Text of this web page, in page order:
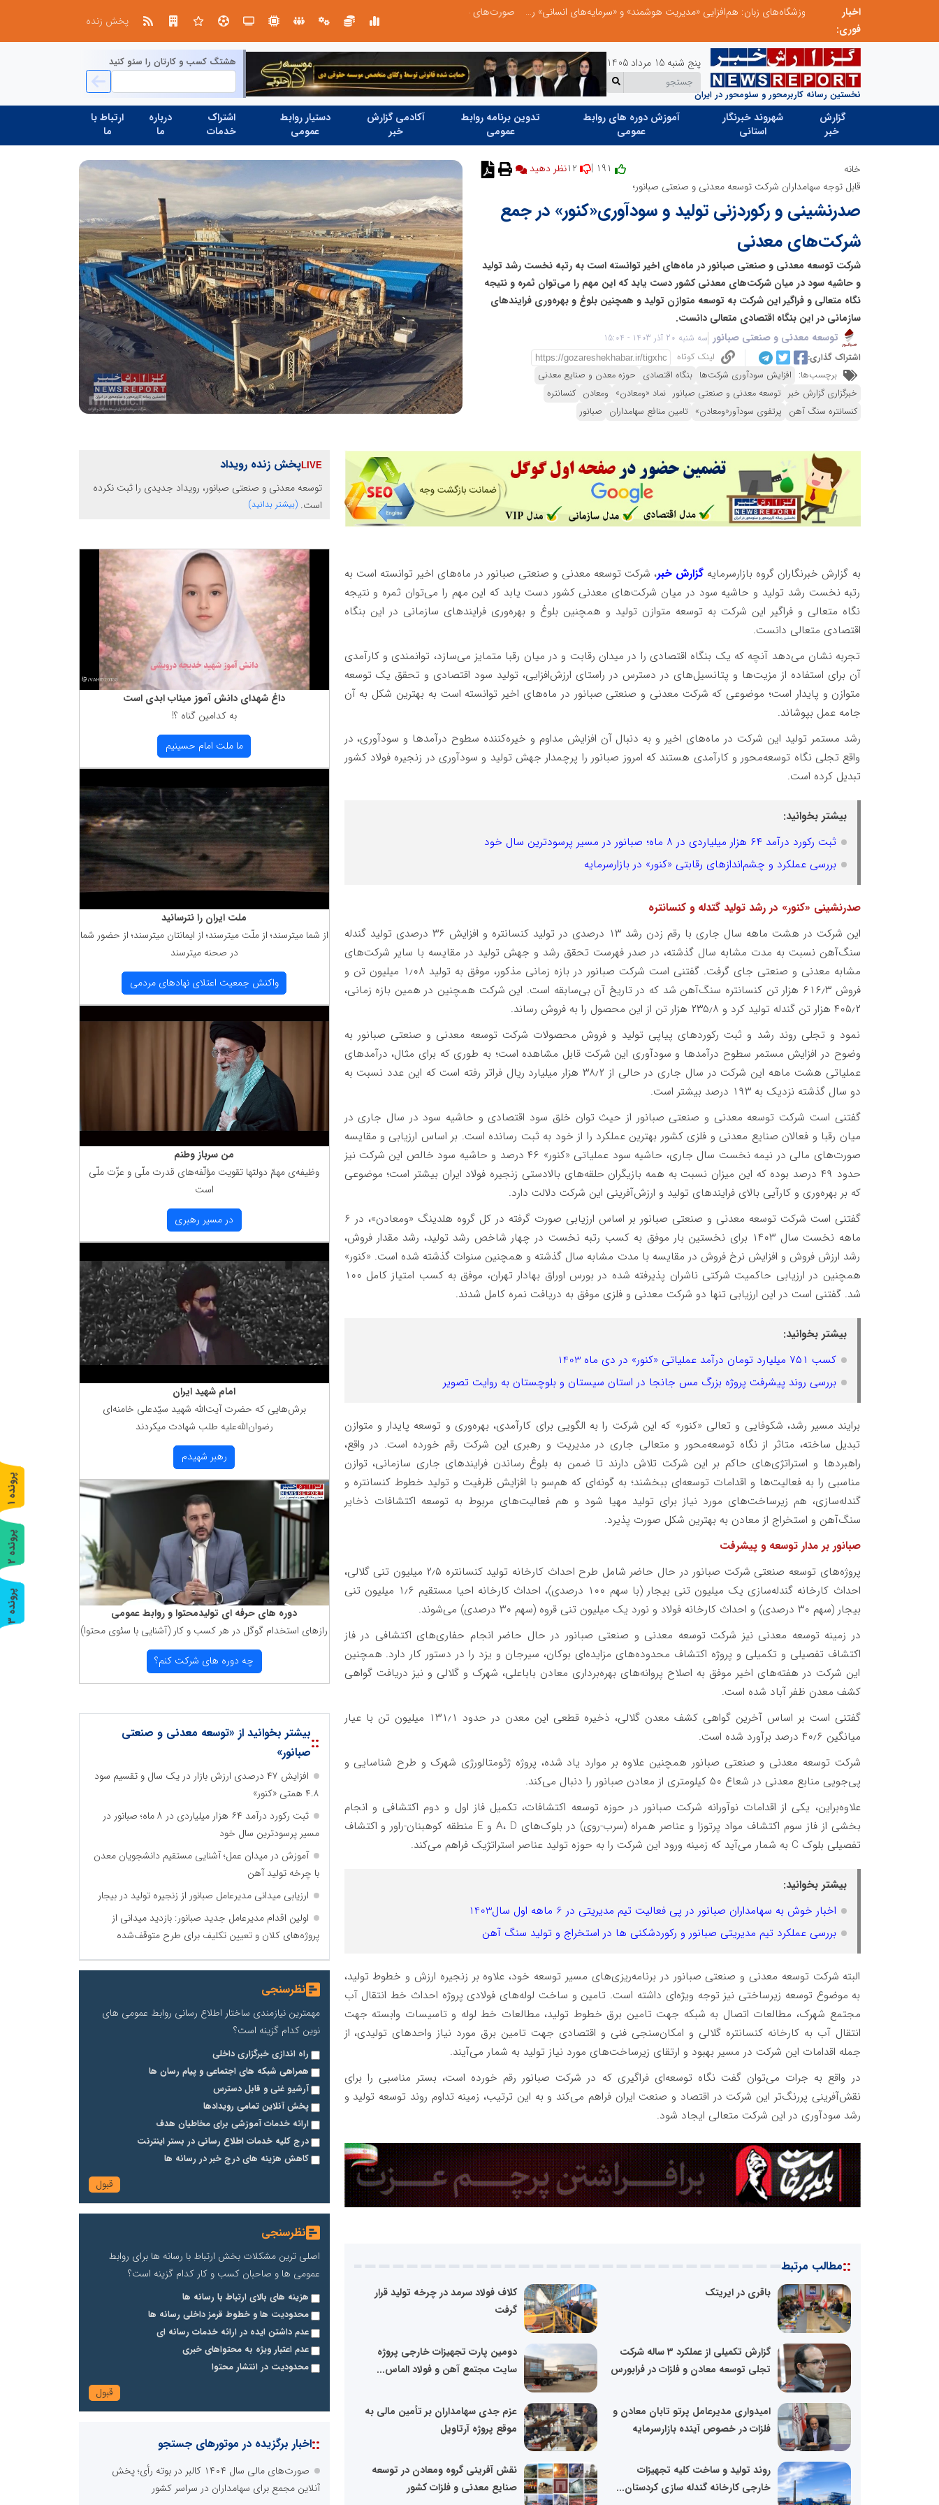
اخبار
فوری:
صورت‌های مالی سال ۱۴۰۴ کالبر در بوته رأی؛ پخش آنلاین مجمع برای سهامداران در سراسر کشور
پخش زنده
نخستین رسانه کاربرمحور و سئومحور در ایران
پنج شنبه 15 مرداد 1405 هشتگ کسب و کارتان را سئو کنید
گزارش
خبر
شهروند خبرنگار
استانی
آموزش دوره های روابط
عمومی
تدوین برنامه روابط
عمومی
آکادمی گزارش
خبر
دستیار روابط
عمومی
اشتراک
خدمات
درباره
ما
ارتباط با
ما
خانه
قابل توجه سهامداران شرکت توسعه معدنی و صنعتی صبانور؛
صدرنشینی و رکوردزنی تولید و سودآوری«کنور» در جمع
شرکت‌های معدنی
شرکت توسعه معدنی و صنعتی صبانور در ماه‌‌های اخیر توانسته است به رتبه نخست رشد تولید
و حاشیه سود در میان شرکت‌های معدنی کشور دست یابد که این مهم را می‌توان ثمره و نتیجه
نگاه متعالی و فراگیر این شرکت به توسعه متوازن تولید و همچنین بلوغ و بهره‌وری فرایندهای
سازمانی در این بنگاه اقتصادی متعالی دانست.
توسعه معدنی و صنعتی صبانور سه شنبه 20 آذر 1403 - 15:04
اشتراک گذاری:
لینک کوتاه
برچسب‌ها: افزایش سودآوری شرکت‌ها بنگاه اقتصادی حوزه معدن و صنایع معدنی
خبرگزاری گزارش خبر توسعه معدنی و صنعتی صبانور نماد «ومعادن» ومعادن کنسانتره
کنسانتره سنگ آهن پرتفوی سودآور«ومعادن» تامین منافع سهامداران صبانور
به گزارش خبرنگاران گروه بازارسرمایهگزارش خبر، شرکت توسعه معدنی و صنعتی صبانور در ماه‌‌های اخیر توانسته است به
رتبه نخست رشد تولید و حاشیه سود در میان شرکت‌های معدنی کشور دست یابد که این مهم را می‌توان ثمره و نتیجه
نگاه متعالی و فراگیر این شرکت به توسعه متوازن تولید و همچنین بلوغ و بهره‌وری فرایندهای سازمانی در این بنگاه
اقتصادی متعالی دانست.
تجربه نشان می‌دهد آنچه که یک بنگاه اقتصادی را در میدان رقابت و در میان رقبا متمایز می‌سازد، توانمندی و کارآمدی
آن برای استفاده از مزیت‌ها و پتانسیل‌های در دسترس در راستای ارزش‌‌افزایی، تولید سود اقتصادی و تحقق یک توسعه
متوازن و پایدار است؛ موضوعی که شرکت معدنی و صنعتی صبانور در ماه‌های اخیر توانسته است به بهترین شکل به آن
جامه عمل بپوشاند.
رشد مستمر تولید این شرکت در ماه‌های اخیر و به دنبال آن افزایش مداوم و خیره‌کننده سطوح درآمدها و سودآوری، در
واقع تجلی نگاه توسعه‌محور و کارآمدی هستند که امروز صبانور را پرچمدار جهش تولید و سودآوری در زنجیره فولاد کشور
تبدیل کرده است.
بیشتر بخوانید:
ثبت رکورد درآمد ۶۴ هزار میلیاردی در ۸ ماه؛ صبانور در مسیر پرسودترین سال خود
بررسی عملکرد و چشم‌اندازهای رقابتی «کنور» در بازارسرمایه
صدرنشینی «کنور» در رشد تولید گتدله و کنسانتره
این شرکت در هشت ماهه سال جاری با رقم زدن رشد ۱۳ درصدی در تولید کنسانتره و افزایش ۳۶ درصدی تولید گندله
سنگ‌آهن نسبت به مدت مشابه سال گذشته، در صدر فهرست تحقق رشد و جهش تولید در مقایسه با سایر شرکت‌های
مشابه معدنی و صنعتی جای گرفت. گفتنی است شرکت صبانور در بازه زمانی مذکور، موفق به تولید ۱٫۰۸ میلیون تن و
فروش ۶۱۶٫۳ هزار تن کنسانتره سنگ‌آهن شد که در تاریخ آن بی‌‎سابقه است. این شرکت همچنین در همین بازه زمانی،
۴۰۵٫۲ هزار تن گندله تولید کرد و ۲۳۵٫۸ هزار تن از این محصول را به فروش رساند.
نمود و تجلی روند رشد و ثبت‌ رکوردهای پیاپی تولید و فروش محصولات شرکت توسعه معدنی و صنعتی صبانور به
وضوح در افزایش مستمر سطوح درآمدها و سودآوری این شرکت قابل مشاهده است؛ به طوری که برای مثال، درآمدهای
عملیاتی هشت ماهه این شرکت در سال جاری در حالی از ۳۸٫۲ هزار میلیارد ریال فراتر رفته است که این عدد نسبت به
دو سال گذشته نزدیک به ۱۹۳ درصد بیشتر است.
گفتنی است شرکت توسعه معدنی و صنعتی صبانور از حیث توان خلق سود اقتصادی و حاشیه سود در سال جاری در
میان رقبا و فعالان صنایع معدنی و فلزی کشور بهترین عملکرد را از خود به ثبت رسانده است. بر اساس ارزیابی و مقایسه
صورت‌های مالی در نیمه نخست سال جاری، حاشیه سود عملیاتی «کنور» ۴۶ درصد و حاشیه سود خالص این شرکت نیز
حدود ۴۹ درصد بوده که این میزان نسبت به همه بازیگران حلقه‌های بالادستی زنجیره فولاد ایران بیشتر است؛ موضوعی
که بر بهره‌وری و کارآیی بالای فرایندهای تولید و ارزش‌آفرینی این شرکت دلالت دارد.
گفتنی است شرکت توسعه معدنی و صنعتی صبانور بر اساس ارزیابی صورت‌ گرفته در کل گروه هلدینگ «ومعادن»، در ۶
ماهه نخست سال ۱۴۰۳ برای نخستین بار موفق به کسب رتبه نخست در چهار شاخص رشد تولید، رشد مقدار فروش،
رشد ارزش فروش و افزایش نرخ فروش در مقایسه با مدت مشابه سال گذشته و همچنین سنوات گذشته شده است. «کنور»
همچنین در ارزیابی حاکمیت شرکتی ناشران پذیرفته‌ شده در بورس اوراق بهادار تهران، موفق به کسب امتیاز کامل ۱۰۰
شد. گفتنی است در این ارزیابی تنها دو شرکت معدنی و فلزی موفق به دریافت نمره کامل شدند.
بیشتر بخوانید:
کسب ۷۵۱ میلیارد تومان درآمد‌ عملیاتی «کنور» در دی ماه 1403
بررسی روند پیشرفت پروژه بزرگ مس جانجا در استان سیستان و بلوچستان به روایت تصویر
برایند مسیر رشد، شکوفایی و تعالی «کنور» که این شرکت را به الگویی برای کارآمدی، بهره‌وری و توسعه پایدار و متوازن
تبدیل ساخته، متاثر از نگاه توسعه‌محور و متعالی جاری در مدیریت و رهبری این شرکت رقم خورده است. در واقع،
راهبردها و استراتژی‌های حاکم بر این شرکت تلاش دارند تا ضمن به بلوغ رساندن فرایندهای جاری سازمانی، توازن
مناسبی را به فعالیت‌ها و اقدامات توسعه‌ای ببخشند؛ به گونه‌ای که هم‌سو با افزایش ظرفیت و تولید خطوط کنسانتره و
گندله‌سازی، هم زیرساخت‌های مورد نیاز برای تولید مهیا شود و هم فعالیت‌های مربوط به توسعه اکتشافات ذخایر
سنگ‌آهن و استخراج از معادن به بهترین شکل صورت پذیرد.
صبانور بر مدار توسعه و پیشرفت
پروژه‌های توسعه صنعتی شرکت صبانور در حال حاضر شامل طرح احداث کارخانه تولید کنسانتره ۲٫۵ میلیون تنی گلالی،
احداث کارخانه گندله‌سازی یک میلیون تنی بیجار (با سهم ۱۰۰ درصدی)، احداث کارخانه احیا مستقیم ۱٫۶ میلیون تنی
بیجار (سهم ۳۰ درصدی) و احداث کارخانه فولاد و نورد یک میلیون تنی قروه (سهم ۳۰ درصدی) می‌شوند.
در زمینه توسعه معدنی نیز شرکت توسعه معدنی و صنعتی صبانور در حال حاضر انجام حفاری‌های اکتشافی در فاز
اکتشاف تفصیلی و تکمیلی و پروژه اکتشاف محدوده‌های مزایده‌ای بوکان، سیرجان و یزد را در دستور کار دارد. همچنین
این شرکت در هفته‌های اخیر موفق به اصلاح پروانه‌های بهره‌برداری معادن باباعلی، شهرک و گلالی و نیز دریافت گواهی
کشف معدن ظفر آباد شده است.
گفتنی است بر اساس آخرین گواهی کشف معدن گلالی، ذخیره قطعی این معدن در حدود ۱۳۱٫۱ میلیون تن با عیار
میانگین ۴۰٫۶ درصد برآورد شده است.
شرکت توسعه معدنی و صنعتی صبانور همچنین علاوه بر موارد یاد شده، پروژه ژئومتالورژی شهرک و طرح شناسایی و
پی‌جویی منابع معدنی در شعاع ۵۰ کیلومتری از معادن صبانور را دنبال می‌کند.
علاوه‌براین، یکی از اقدامات نوآورانه شرکت صبانور در حوزه توسعه اکتشافات، تکمیل فاز اول و دوم اکتشافی و انجام
بخشی از فاز سوم اکتشاف مواد پرتوزا و عناصر همراه (سرب-روی) در بلوک‌های A، D و E منطقه کوهبنان-راور و اکتشاف
تفصیلی بلوک C به شمار می‌آید که زمینه ورود این شرکت را به حوزه تولید عناصر استراتژیک فراهم می‌کند.
بیشتر بخوانید:
اخبار خوش به سهامداران صبانور در پی فعالیت تیم مدیریتی در 6 ماهه اول سال1403
بررسی عملکرد تیم مدیریتی صبانور و رکوردشکنی ها در استخراج و تولید سنگ آهن
البته شرکت توسعه معدنی و صنعتی صبانور در برنامه‌ریزی‌های مسیر توسعه خود، علاوه بر زنجیره ارزش و خطوط تولید،
به موضوع توسعه زیرساختی نیز توجه ویژه‌ای داشته است. تامین و ساخت لوله‌های فولادی پروژه احداث خط انتقال آب
مجتمع شهرک، مطالعات اتصال به شبکه جهت تامین برق خطوط تولید، مطالعات خط لوله و تاسیسات وابسته جهت
انتقال آب به کارخانه کنسانتره گلالی و امکان‌سنجی فنی و اقتصادی جهت تامین برق مورد نیاز واحدهای تولیدی، از
جمله اقدامات این شرکت در مسیر بهبود و ارتقای زیرساخت‌های مورد نیاز تولید به شمار می‌آیند.
در واقع به جرات می‌توان گفت نگاه توسعه‌ای فراگیری که در شرکت صبانور رقم خورده است، بستر مناسبی را برای
نقش‌آفرینی پررنگ‌تر این شرکت در اقتصاد و صنعت ایران فراهم می‌‌کند و به این ترتیب، زمینه تداوم روند توسعه تولید و
رشد سودآوری در این شرکت متعالی ایجاد شود.
::مطالب مرتبط
باقری در ایریتک
کلاف فولاد سرمد در چرخه تولید قرار
گرفت
گزارش تکمیلی از عملکرد 3 ساله شرکت
تجلی توسعه معادن و فلزات در فرابورس
دومین پارت تجهیزات خارجی پروژه
سایت مجتمع آهن و فولاد الماس...
امیدواری مدیرعامل پرتو تابان معادن و
فلزات در خصوص آینده بازارسرمایه
عزم جدی سهامداران بر تأمین مالی به
موقع پروژه آرتاویل
روند تولید و ساخت کلیه تجهیزات
خارجی کارخانه گندله سازی کردستان...
نقش آفرینی گروه ومعادن در توسعه
صنایع معدنی و فلزات کشور
پخش زنده رویداد
توسعه معدنی و صنعتی صبانور، رویداد جدیدی را ثبت نکرده
است. (بیشتر بدانید)
داغ شهدای دانش آموز میناب ابدی است
به كدامین گناه ؟!
ما ملت امام حسینیم
ملت ایران را نترسانید
از شما میترسند؛ از ملّت میترسند؛ از ایمانتان میترسند؛ از حضور شما
در صحنه میترسند
واكنش جمعیت اعتلای نهادهای مردمی
من سرباز وطنم
وظیفه‌ی مهمّ دولتها تقویت مؤلّفه‌های قدرت ملّی و عزّت ملّی
است
در مسیر رهبری
امام شهید ایران
برش‌هایی كه حضرت آیت‌الله شهید سیّدعلی خامنه‌ای
رضوان‌الله‌علیه طلب شهادت میكردند
رهبر شهیدم
دوره های حرفه ای تولیدمحتوا و روابط عمومی
رازهای استخدام گوگل در هر كسب و كار (آشنایی با سئوی محتوا)
چه دوره های شركت كنم؟
::بیشتر بخوانید از «توسعه معدنی و صنعتی
صبانور»
افزایش ۴۷ درصدی ارزش بازار در یک سال و تقسیم سود
۴.۸ همتی «کنور»
ثبت رکورد درآمد ۶۴ هزار میلیاردی در ۸ ماه؛ صبانور در
مسیر پرسودترین سال خود
آموزش در میدان عمل؛ آشنایی مستقیم دانشجویان معدن
با چرخه تولید آهن
ارزیابی میدانی مدیرعامل صبانور از زنجیره تولید در بیجار
اولین اقدام مدیرعامل جدید صبانور: بازدید میدانی از
پروژه‌های کلان و تعیین تکلیف برای طرح متوقف‌شده
نظرسنجی
مهمترین نیازمندی ساختار اطلاع رسانی روابط عمومی های
نوین کدام گزینه است؟
راه اندازی خبرگزاری داخلی
همراهی شبکه های اجتماعی و پیام رسان ها
آرشیو غنی و قابل دسترس
پخش آنلاین تمامی رویدادها
ارائه خدمات آموزشی برای مخاطیان هدف
درج کلیه خدمات اطلاع رسانی در بستر اینترنت
کاهش هزینه های درج خبر در رسانه ها
نظرسنجی
اصلی ترین مشکلات بخش ارتباط با رسانه ها برای روابط
عمومی ها و صاحبان کسب و کار کدام گزینه است؟
هزینه های بالای ارتباط با رسانه ها
محدودیت ها و خطوط قرمز داخلی رسانه ها
عدم داشتن ایده در ارائه خدمات رسانه ای
عدم اعتبار ویژه به محتواهای خبری
محدودیت در انتشار محتوا
::اخبار برگزیده در موتورهای جستجو
صورت‌های مالی سال ۱۴۰۴ کالبر در بوته رأی؛ پخش
آنلاین مجمع برای سهامداران در سراسر کشور
پ
ر
و
ن
د
ه
1
پ
ر
و
ن
د
ه
2
پ
ر
و
ن
د
ه
3